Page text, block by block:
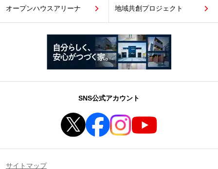
オープンハウスアリーナ 地域共創プロジェクト
SNS公式アカウント
サイトマップ